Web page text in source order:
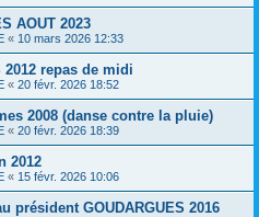
AOUT 2023
« 10 mars 2026 12:33
2012 repas de midi
« 20 févr. 2026 18:52
2008 (danse contre la pluie)
« 20 févr. 2026 18:39
2012
« 15 févr. 2026 10:06
président GOUDARGUES 2016